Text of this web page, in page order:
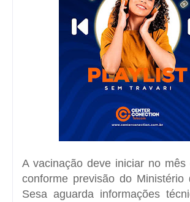
A vacinação deve iniciar no mês
conforme previsão do Ministério
Sesa aguarda informações